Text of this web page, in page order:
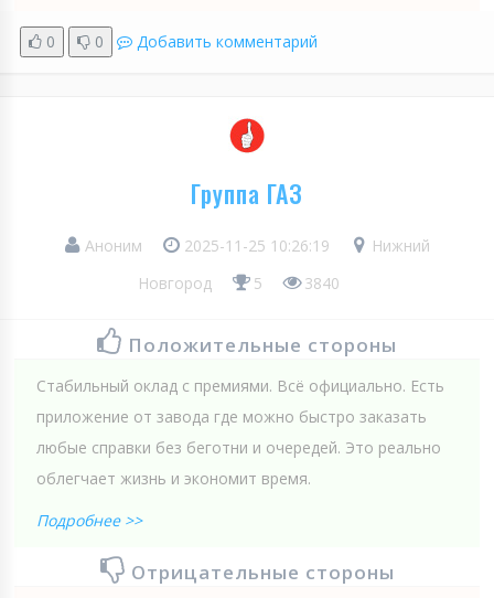
0 0 Добавить комментарий
Группа ГАЗ
Аноним 2025-11-25 10:26:19
Нижний
Новгород
5 3840
Положительные стороны
Стабильный оклад с премиями. Всё официально. Есть
приложение от завода где можно быстро заказать
любые справки без беготни и очередей. Это реально
облегчает жизнь и экономит время.
Подробнее >>
Отрицательные стороны